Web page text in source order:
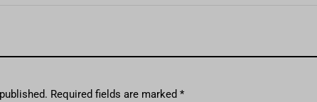
Required fields are marked *